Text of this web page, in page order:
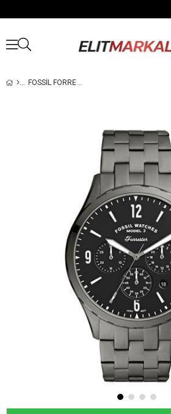
FOSSIL FORRESTER FS5606 ERKEK KOL SAATI